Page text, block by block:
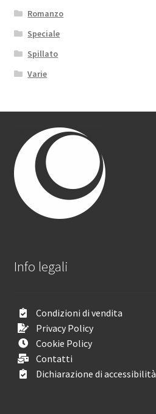
Romanzo
Speciale
Spillato
Varie
Info legali
Condizioni di vendita
Privacy Policy
Cookie Policy
Contatti
Dichiarazione di accessibilità